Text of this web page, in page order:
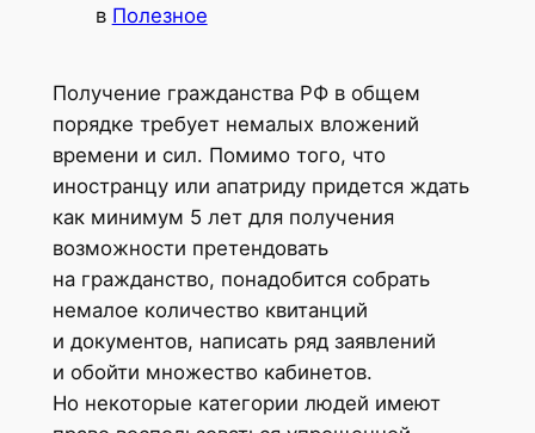
в Полезное
Получение гражданства РФ в общем
порядке требует немалых вложений
времени и сил. Помимо того, что
иностранцу или апатриду придется ждать
как минимум 5 лет для получения
возможности претендовать
на гражданство, понадобится собрать
немалое количество квитанций
и документов, написать ряд заявлений
и обойти множество кабинетов.
Но некоторые категории людей имеют